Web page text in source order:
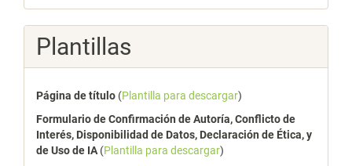
Plantillas
Página de título (Plantilla para descargar)
Formulario de Confirmación de Autoría, Conflicto de
Interés, Disponibilidad de Datos, Declaración de Ética, y
de Uso de IA (Plantilla para descargar)